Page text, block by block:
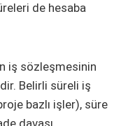
de hesaba
iş sözleşmesinin
Belirli süreli iş
bazlı işler), süre